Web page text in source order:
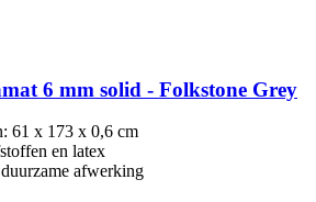
6 mm solid -​ Folkstone Grey
61 x 173 x 0,6 cm
en latex
afwerking